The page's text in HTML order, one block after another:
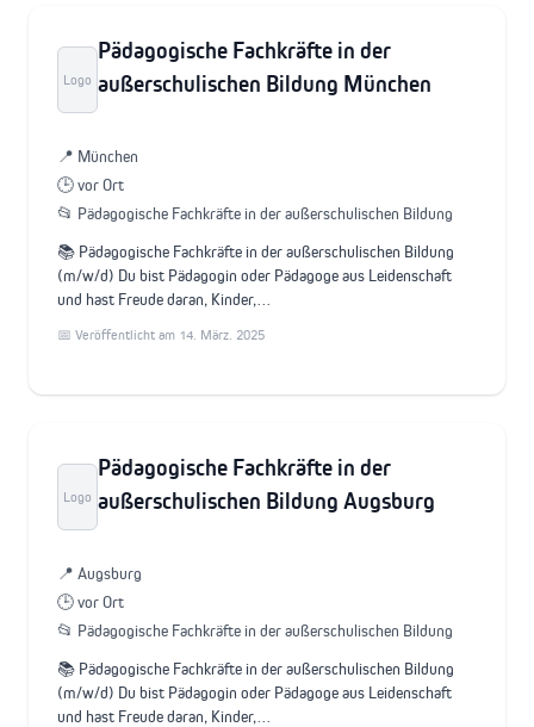
Logo
Pädagogische Fachkräfte in der
außerschulischen Bildung München
📍 München
🕒 vor Ort
📂 Pädagogische Fachkräfte in der außerschulischen Bildung
📚 Pädagogische Fachkräfte in der außerschulischen Bildung
(m/w/d) Du bist Pädagogin oder Pädagoge aus Leidenschaft
und hast Freude daran, Kinder,…
📅 Veröffentlicht am 14. März. 2025
Logo
Pädagogische Fachkräfte in der
außerschulischen Bildung Augsburg
📍 Augsburg
🕒 vor Ort
📂 Pädagogische Fachkräfte in der außerschulischen Bildung
📚 Pädagogische Fachkräfte in der außerschulischen Bildung
(m/w/d) Du bist Pädagogin oder Pädagoge aus Leidenschaft
und hast Freude daran, Kinder,…